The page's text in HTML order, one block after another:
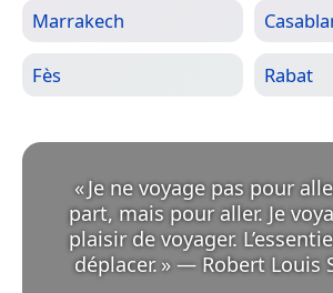
Marrakech
Fès Rabat
«Je ne voyage pas pour
part, mais pour aller. Je
plaisir de voyager.
déplacer. » — Robert Louis